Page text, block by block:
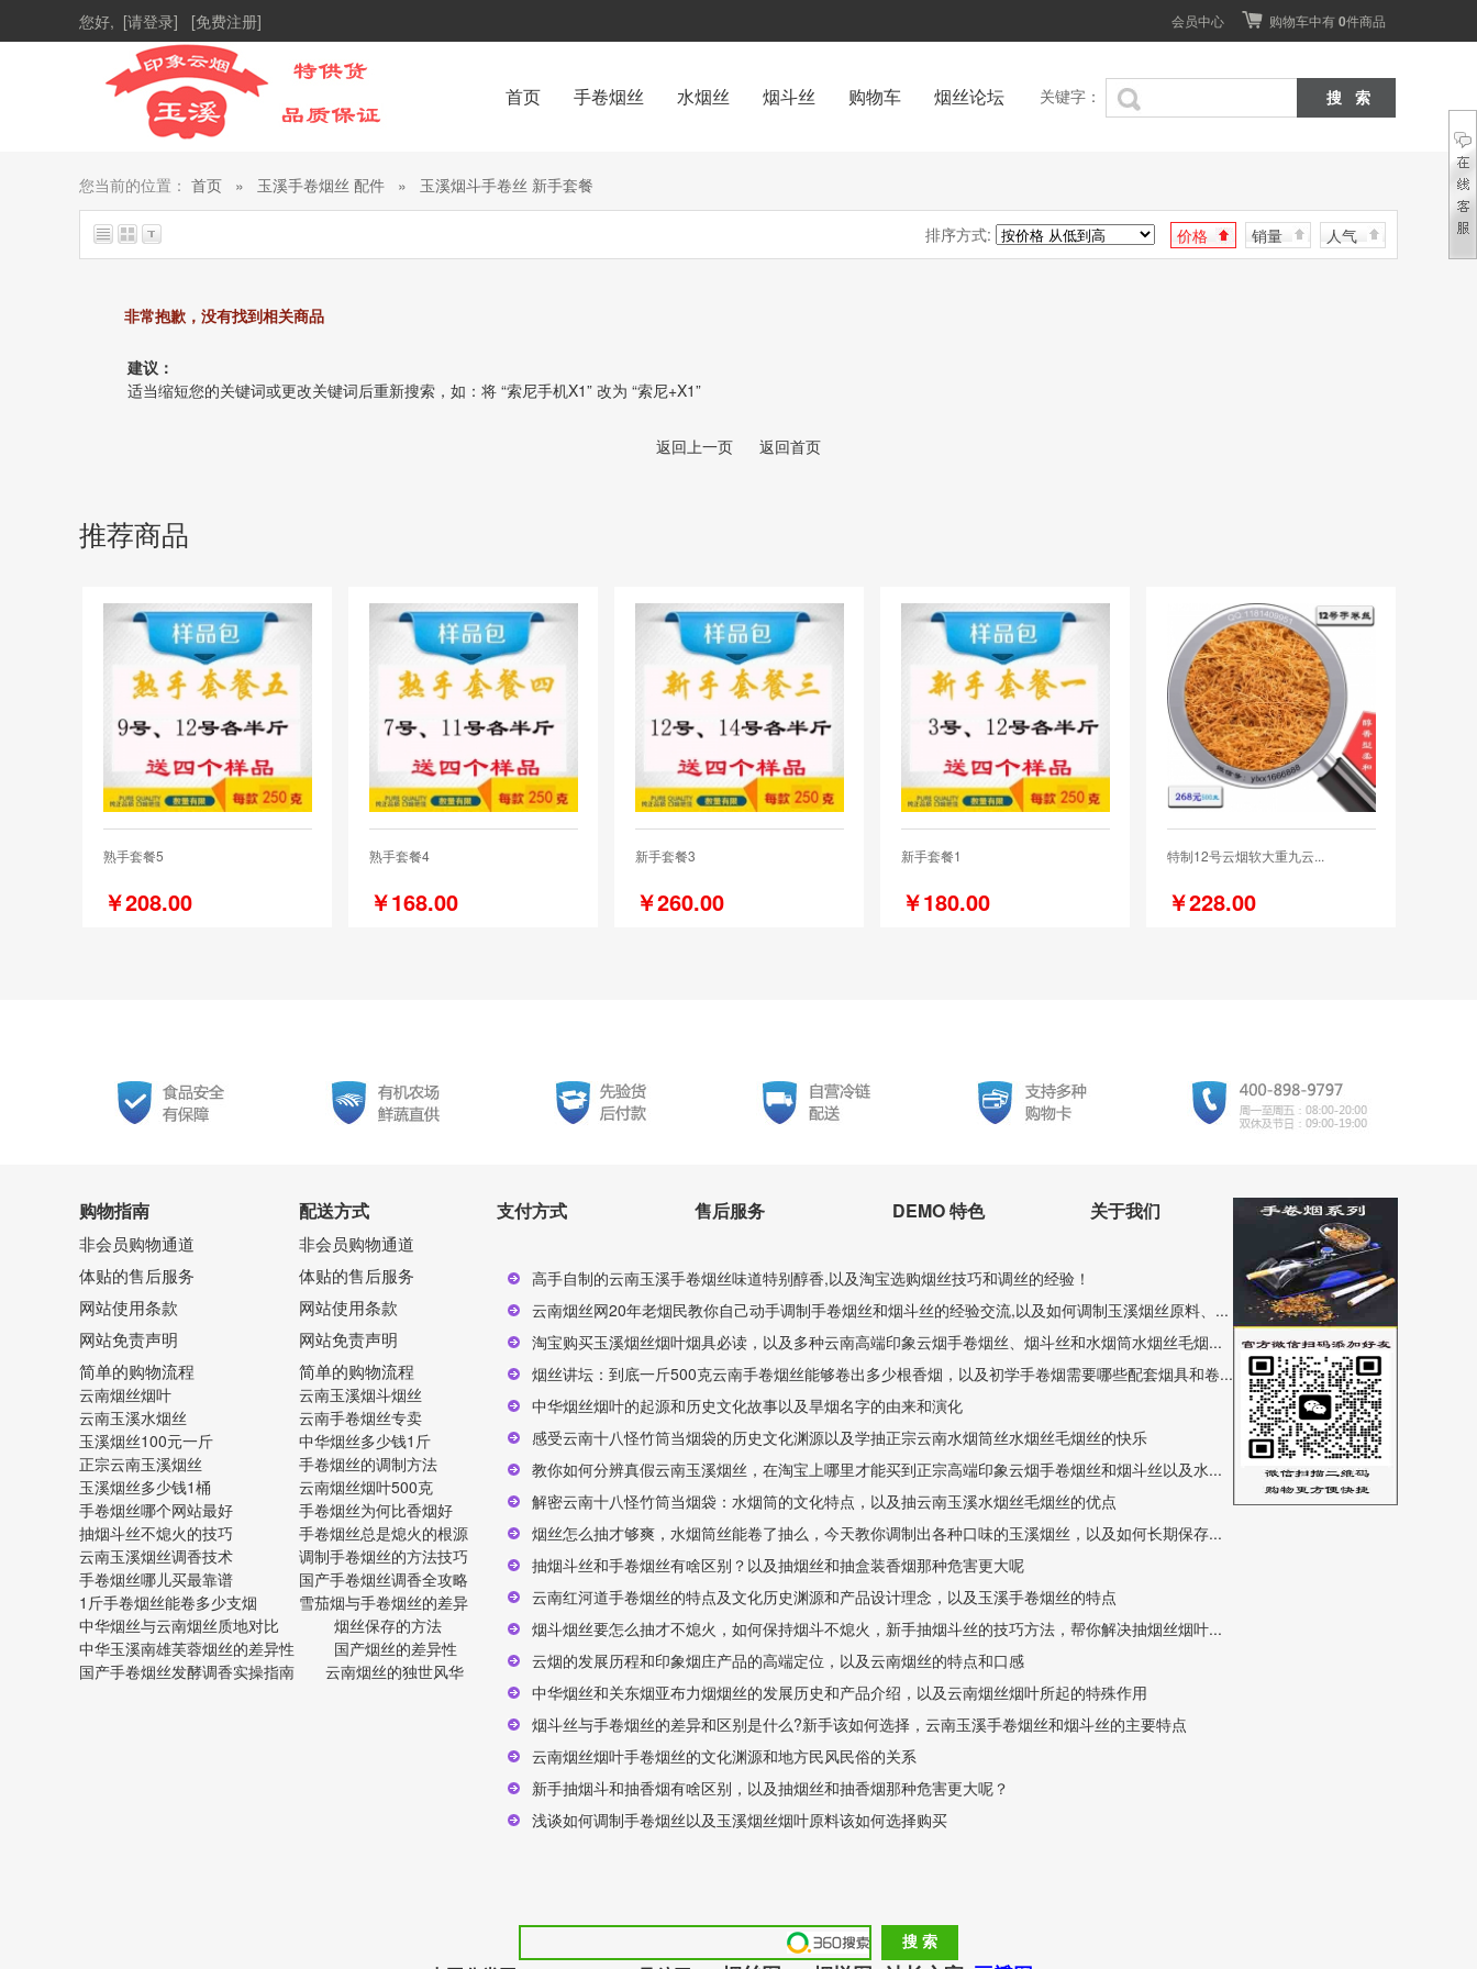
您好, [请登录] [免费注册] 会员中心 购物车中有0件商品
首页 手卷烟丝 水烟丝 烟斗丝 购物车 烟丝论坛 关键字：
您当前的位置： 首页 » 玉溪手卷烟丝 配件 » 玉溪烟斗手卷丝 新手套餐
价格 销量 人气
排序方式:
非常抱歉，没有找到相关商品
建议：
适当缩短您的关键词或更改关键词后重新搜索，如：将 “索尼手机X1” 改为 “索尼+X1”
返回上一页 返回首页
推荐商品
熟手套餐5
￥208.00
熟手套餐4
￥168.00
新手套餐3
￥260.00
新手套餐1
￥180.00
特制12号云烟软大重九云...
￥228.00
购物指南
非会员购物通道
体贴的售后服务
网站使用条款
网站免责声明
简单的购物流程
云南烟丝烟叶
云南玉溪水烟丝
玉溪烟丝100元一斤
正宗云南玉溪烟丝
玉溪烟丝多少钱1桶
手卷烟丝哪个网站最好
抽烟斗丝不熄火的技巧
云南玉溪烟丝调香技术
手卷烟丝哪儿买最靠谱
1斤手卷烟丝能卷多少支烟
中华烟丝与云南烟丝质地对比
中华玉溪南雄芙蓉烟丝的差异性
国产手卷烟丝发酵调香实操指南
配送方式
非会员购物通道
体贴的售后服务
网站使用条款
网站免责声明
简单的购物流程
云南玉溪烟斗烟丝
云南手卷烟丝专卖
中华烟丝多少钱1斤
手卷烟丝的调制方法
云南烟丝烟叶500克
手卷烟丝为何比香烟好
手卷烟丝总是熄火的根源
调制手卷烟丝的方法技巧
国产手卷烟丝调香全攻略
雪茄烟与手卷烟丝的差异
烟丝保存的方法
国产烟丝的差异性
云南烟丝的独世风华
支付方式
高手自制的云南玉溪手卷烟丝味道特别醇香,以及淘宝选购烟丝技巧和调丝的经验！
云南烟丝网20年老烟民教你自己动手调制手卷烟丝和烟斗丝的经验交流,以及如何调制玉溪烟丝原料、...
淘宝购买玉溪烟丝烟叶烟具必读，以及多种云南高端印象云烟手卷烟丝、烟斗丝和水烟筒水烟丝毛烟...
烟丝讲坛：到底一斤500克云南手卷烟丝能够卷出多少根香烟，以及初学手卷烟需要哪些配套烟具和卷...
中华烟丝烟叶的起源和历史文化故事以及旱烟名字的由来和演化
感受云南十八怪竹筒当烟袋的历史文化渊源以及学抽正宗云南水烟筒丝水烟丝毛烟丝的快乐
教你如何分辨真假云南玉溪烟丝，在淘宝上哪里才能买到正宗高端印象云烟手卷烟丝和烟斗丝以及水...
解密云南十八怪竹筒当烟袋：水烟筒的文化特点，以及抽云南玉溪水烟丝毛烟丝的优点
烟丝怎么抽才够爽，水烟筒丝能卷了抽么，今天教你调制出各种口味的玉溪烟丝，以及如何长期保存...
抽烟斗丝和手卷烟丝有啥区别？以及抽烟丝和抽盒装香烟那种危害更大呢
云南红河道手卷烟丝的特点及文化历史渊源和产品设计理念，以及玉溪手卷烟丝的特点
烟斗烟丝要怎么抽才不熄火，如何保持烟斗不熄火，新手抽烟斗丝的技巧方法，帮你解决抽烟丝烟叶...
云烟的发展历程和印象烟庄产品的高端定位，以及云南烟丝的特点和口感
中华烟丝和关东烟亚布力烟烟丝的发展历史和产品介绍，以及云南烟丝烟叶所起的特殊作用
烟斗丝与手卷烟丝的差异和区别是什么?新手该如何选择，云南玉溪手卷烟丝和烟斗丝的主要特点
云南烟丝烟叶手卷烟丝的文化渊源和地方民风民俗的关系
新手抽烟斗和抽香烟有啥区别，以及抽烟丝和抽香烟那种危害更大呢？
浅谈如何调制手卷烟丝以及玉溪烟丝烟叶原料该如何选择购买
售后服务 DEMO 特色 关于我们